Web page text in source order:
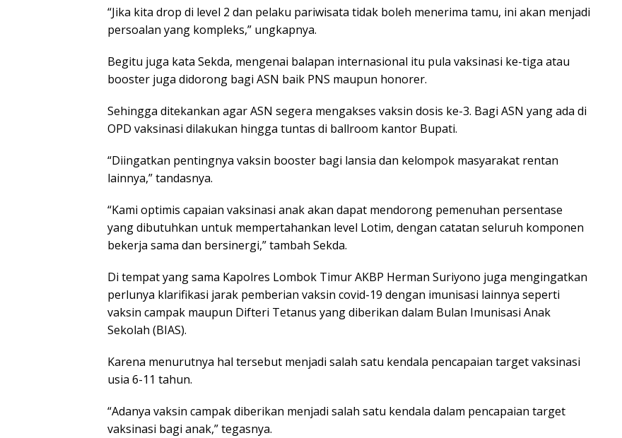
“Jika kita drop di level 2 dan pelaku pariwisata tidak boleh menerima tamu, ini akan menjadi
persoalan yang kompleks,” ungkapnya.
Begitu juga kata Sekda, mengenai balapan internasional itu pula vaksinasi ke-tiga atau
booster juga didorong bagi ASN baik PNS maupun honorer.
Sehingga ditekankan agar ASN segera mengakses vaksin dosis ke-3. Bagi ASN yang ada di
OPD vaksinasi dilakukan hingga tuntas di ballroom kantor Bupati.
“Diingatkan pentingnya vaksin booster bagi lansia dan kelompok masyarakat rentan
lainnya,” tandasnya.
“Kami optimis capaian vaksinasi anak akan dapat mendorong pemenuhan persentase
yang dibutuhkan untuk mempertahankan level Lotim, dengan catatan seluruh komponen
bekerja sama dan bersinergi,” tambah Sekda.
‎Di tempat yang sama Kapolres Lombok Timur AKBP Herman Suriyono juga mengingatkan
perlunya klarifikasi jarak pemberian vaksin covid-19 dengan imunisasi lainnya seperti
vaksin campak maupun Difteri Tetanus yang diberikan dalam Bulan Imunisasi Anak
Sekolah (BIAS).
Karena menurutnya hal tersebut menjadi salah satu kendala pencapaian target vaksinasi
usia 6-11 tahun.
“Adanya vaksin campak diberikan menjadi salah satu kendala dalam pencapaian target
vaksinasi bagi anak,” tegasnya.